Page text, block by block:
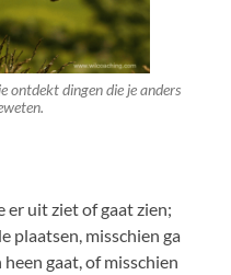
ontdekt dingen die je anders
er uit ziet of gaat zien;
plaatsen, misschien ga
gaat, of misschien